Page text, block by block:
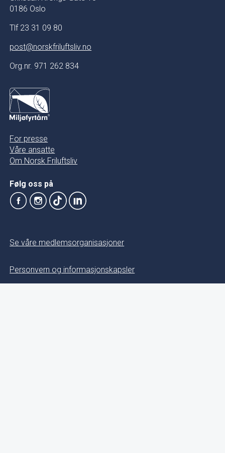
0186 Oslo
Tlf 23 31 09 80
post@norskfriluftsliv.no
Org.nr. 971 262 834
For presse
Våre ansatte
Om Norsk Friluftsliv
Følg oss på
Se våre medlemsorganisasjoner
Personvern og informasjonskapsler